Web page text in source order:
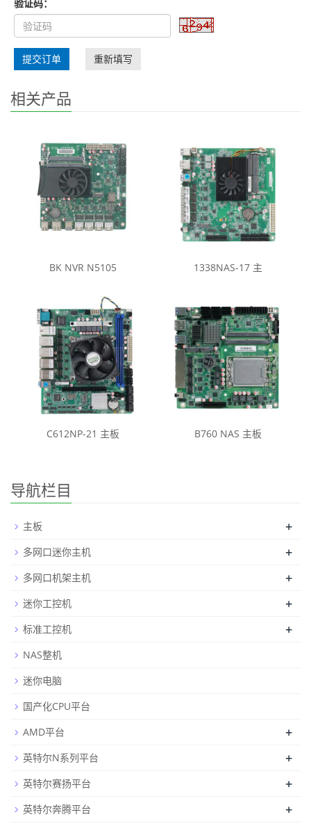
验证码：
提交订单 重新填写
相关产品
BK NVR N5105 1338NAS-17 主
C612NP-21 主板 B760 NAS 主板
导航栏目
主板 +
多网口迷你主机 +
多网口机架主机 +
迷你工控机 +
标准工控机 +
NAS整机
迷你电脑
国产化CPU平台
AMD平台
+
英特尔N系列平台 +
英特尔赛扬平台 +
英特尔奔腾平台 +